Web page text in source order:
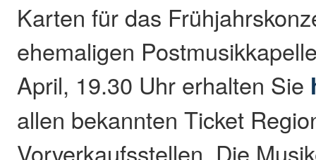
Karten für das
ehemaligen
April, 19.30 Uhr erhalten Sie
allen bekannten Ticket
Vorverkaufsstellen. Die